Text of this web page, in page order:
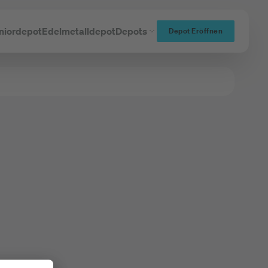
EdelmetalldepotDepots Depot Eröffnen